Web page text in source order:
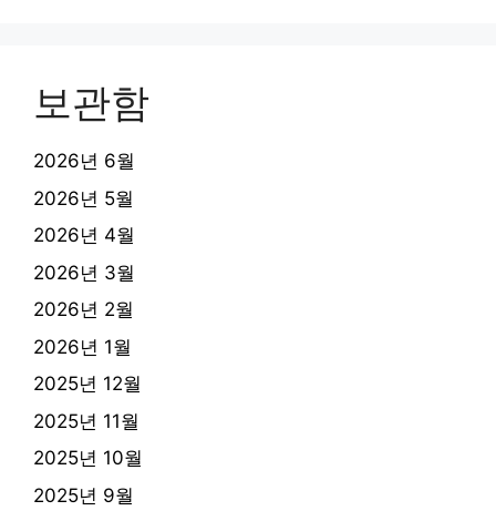
보관함
2026년 6월
2026년 5월
2026년 4월
2026년 3월
2026년 2월
2026년 1월
2025년 12월
2025년 11월
2025년 10월
2025년 9월